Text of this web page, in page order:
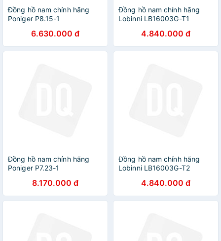
Đồng hồ nam chính hãng
Poniger P8.15-1
6.630.000 đ
Đồng hồ nam chính hãng
Lobinni LB16003G-T1
4.840.000 đ
Đồng hồ nam chính hãng
Poniger P7.23-1
8.170.000 đ
Đồng hồ nam chính hãng
Lobinni LB16003G-T2
4.840.000 đ